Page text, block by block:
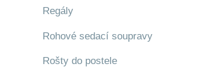
Regály
Rohové sedací soupravy
Rošty do postele